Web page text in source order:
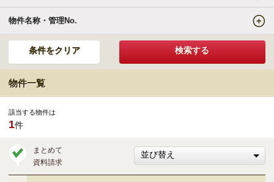
物件名称・管理No.
物件一覧
該当する物件は
1件
まとめて
資料請求
リゾートSTYLE
リゾートに関する様々なお役立ち情報をお届け